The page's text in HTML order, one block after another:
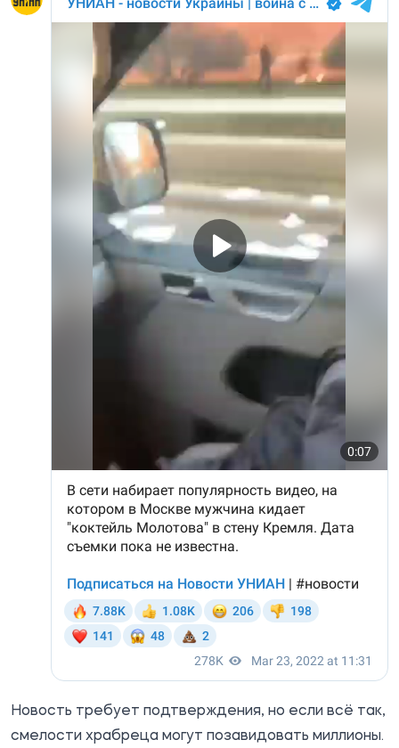
Новость требует подтверждения, но если всё так,
смелости храбреца могут позавидовать миллионы.